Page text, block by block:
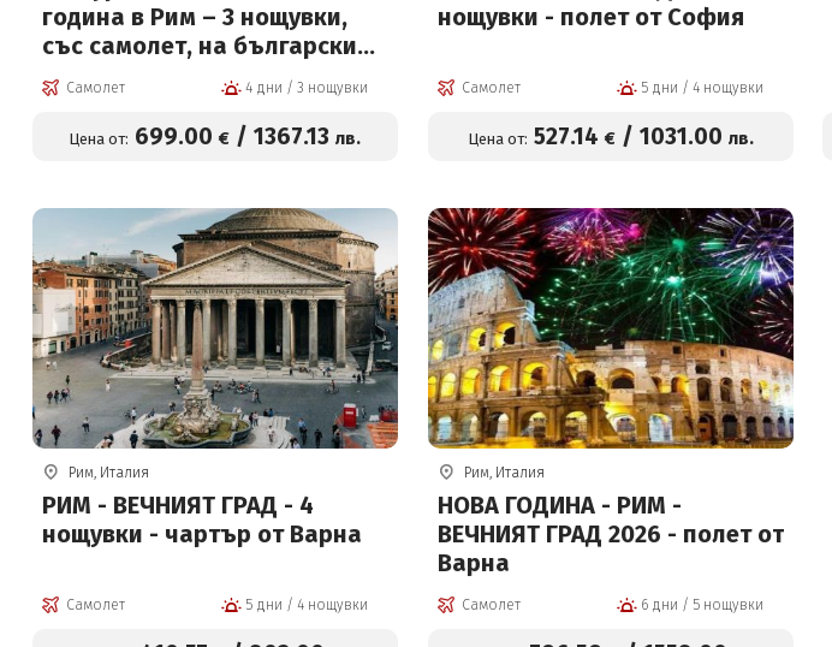
година в Рим – 3 нощувки,
със самолет, на български
език!Самолет 4 дни / 3 нощувки
Цена от: 699.00 € /1367.13 лв.
нощувки - полет от София
Самолет 5 дни / 4 нощувки
Цена от: 527.14 €/ 1031.00 лв.
Рим, Италия
РИМ - ВЕЧНИЯТ ГРАД - 4
нощувки - чартър от Варна
Самолет 5 дни / 4 нощувки
Рим, Италия
НОВА ГОДИНА - РИМ -
ВЕЧНИЯТ ГРАД 2026 - полет от
Варна
Самолет 6 дни / 5 нощувки